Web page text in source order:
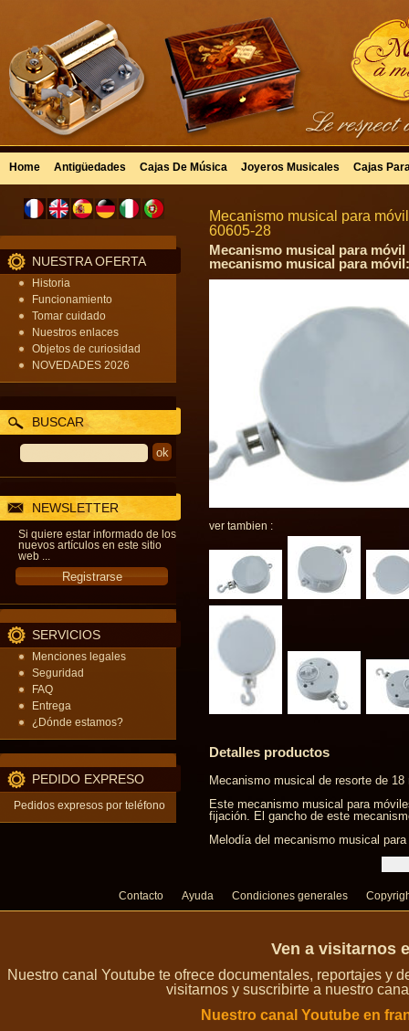
Home Antigüedades Cajas De Música Joyeros Musicales Cajas
NUESTRA OFERTA
Historia
Funcionamiento
Tomar cuidado
Nuestros enlaces
Objetos de curiosidad
NOVEDADES 2026
BUSCAR
NEWSLETTER
Si quiere estar informado de los
nuevos artículos en este sitio
web ...
SERVICIOS
Menciones legales
Seguridad
FAQ
Entrega
¿Dónde estamos?
PEDIDO EXPRESO
Pedidos expresos por teléfono
Mecanismo musical para
60605-28
Mecanismo musical para
mecanismo musical para
ver tambien :
Detalles productos
Mecanismo musical de resorte de
Este mecanismo musical para
fijación. El gancho de este
Melodía del mecanismo musical
Contacto Ayuda Condiciones generales
Ven a visitarnos
Nuestro canal Youtube te ofrece documentales, reportajes y
visitarnos y suscribirte a nuestro
Nuestro canal Youtube en